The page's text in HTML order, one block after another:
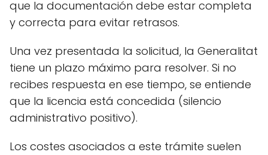
que la documentación debe estar completa
y correcta para evitar retrasos.
Una vez presentada la solicitud, la Generalitat
tiene un plazo máximo para resolver. Si no
recibes respuesta en ese tiempo, se entiende
que la licencia está concedida (silencio
administrativo positivo).
Los costes asociados a este trámite suelen